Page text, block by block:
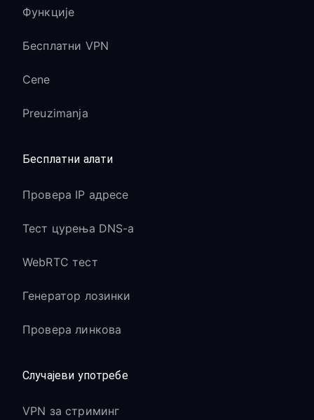
Функције
Бесплатни VPN
Cene
Preuzimanja
Бесплатни алати
Провера IP адресе
Тест цурења DNS-а
WebRTC тест
Генератор лозинки
Провера линкова
Случајеви употребе
VPN за стриминг